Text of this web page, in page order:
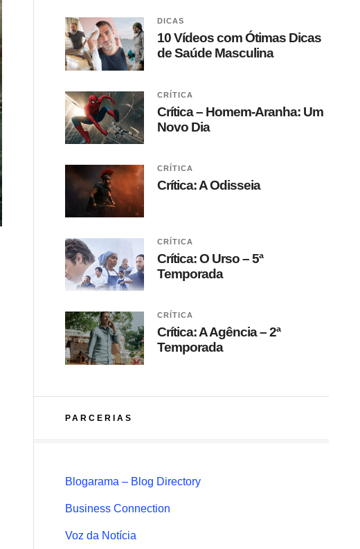
DICAS
10 Vídeos com Ótimas Dicas
de Saúde Masculina
CRÍTICA
Crítica – Homem-Aranha: Um
Novo Dia
CRÍTICA
Crítica: A Odisseia
CRÍTICA
Crítica: O Urso – 5ª
Temporada
CRÍTICA
Crítica: A Agência – 2ª
Temporada
PARCERIAS
Blogarama – Blog Directory
Business Connection
Voz da Notícia